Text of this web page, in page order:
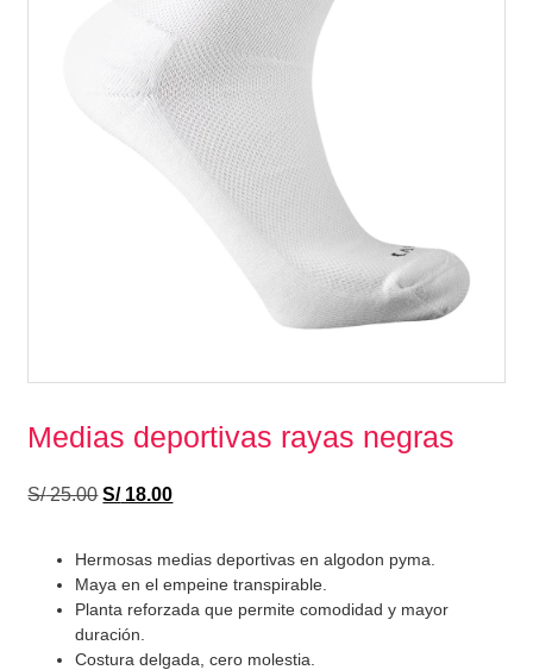
Medias deportivas rayas negras
S/25.00 S/18.00
Hermosas medias deportivas en algodon pyma.
Maya en el empeine transpirable.
Planta reforzada que permite comodidad y mayor
duración.
Costura delgada, cero molestia.